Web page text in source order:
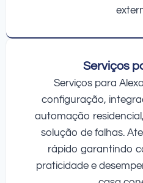
Serviços
Serviços para
configuração,
automação
solução de falhas.
rápido garantindo
praticidade e